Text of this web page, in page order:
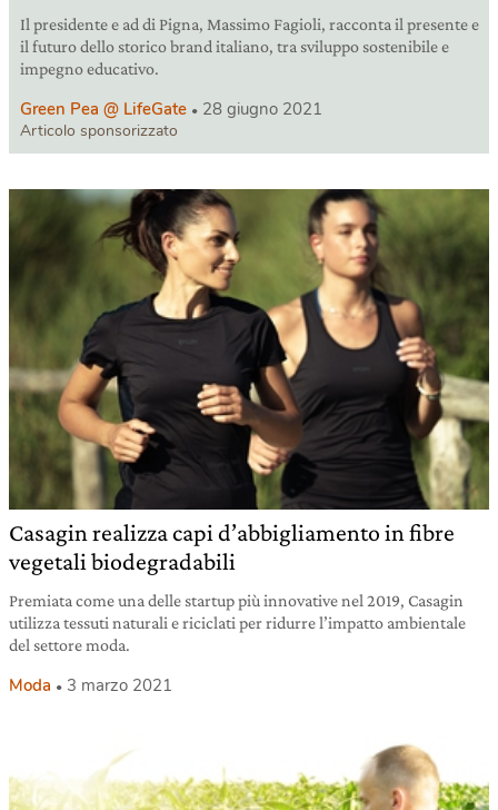
Il presidente e ad di Pigna, Massimo Fagioli, racconta il presente e
il futuro dello storico brand italiano, tra sviluppo sostenibile e
impegno educativo.
Green Pea @ LifeGate 28 giugno 2021
Articolo sponsorizzato
Casagin realizza capi d’abbigliamento in fibre
vegetali biodegradabili
Premiata come una delle startup più innovative nel 2019, Casagin
utilizza tessuti naturali e riciclati per ridurre l’impatto ambientale
del settore moda.
Moda 3 marzo 2021